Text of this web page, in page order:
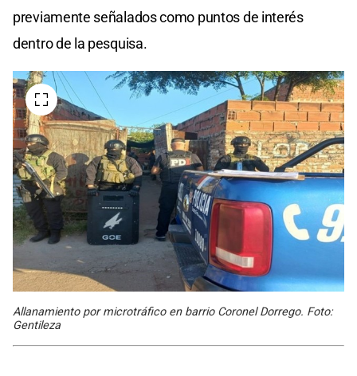
previamente señalados como puntos de interés
dentro de la pesquisa.
Allanamiento por microtráfico en barrio Coronel Dorrego. Foto:
Gentileza